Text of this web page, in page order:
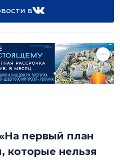
в
первый план
которые нельзя